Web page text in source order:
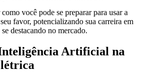
você pode se preparar para usar a
favor, potencializando sua carreira em
destacando no mercado.
Artificial na